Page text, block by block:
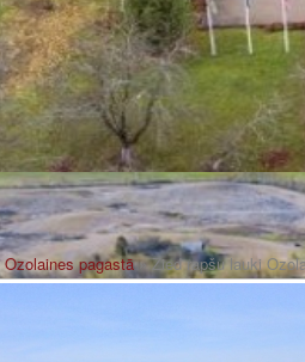
pagastā» Zied rapšu lauki